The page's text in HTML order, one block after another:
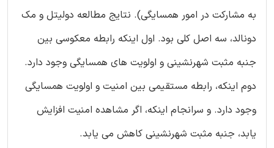
به مشارکت در امور همسایگی). نتایج مطالعه دولیتل و مک
دونالد، سه اصل کلی بود. اول اینکه رابطه معکوسی بین
جنبه مثبت شهرنشینی و اولویت های همسایگی وجود دارد.
دوم اینکه، رابطه مستقیمی بین امنیت و اولویت همسایگی
وجود دارد. و سرانجام اینکه، اگر مشاهده امنیت افزایش
یابد، جنبه مثبت شهرنشینی کاهش می یابد.